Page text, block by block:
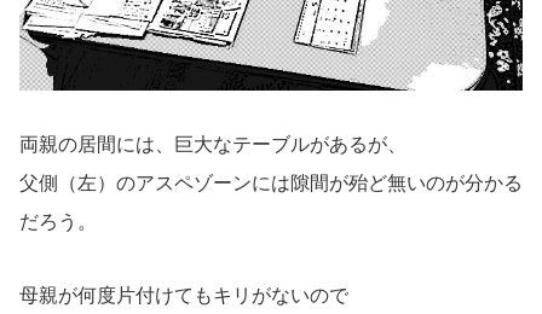
両親の居間には、巨大なテーブルがあるが、
父側（左）のアスペゾーンには隙間が殆ど無いのが分かる
だろう。
母親が何度片付けてもキリがないので